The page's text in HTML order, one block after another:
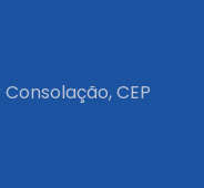
CEP